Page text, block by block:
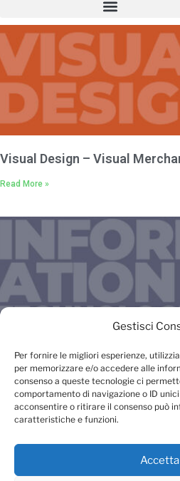
Gestisci
Per fornire le migliori esperienze,
per memorizzare e/o accedere alle
consenso a queste tecnologie ci
comportamento di navigazione o ID
acconsentire o ritirare il consenso può
caratteristiche e funzioni.
Accetta
Visual Design – Visual
Read More »
IT – New Media – Management
Read More »